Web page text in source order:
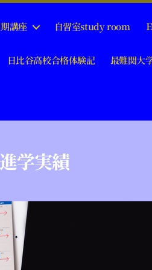
講座 自習室study room
日比谷高校合格体験記 最難関大
学実績